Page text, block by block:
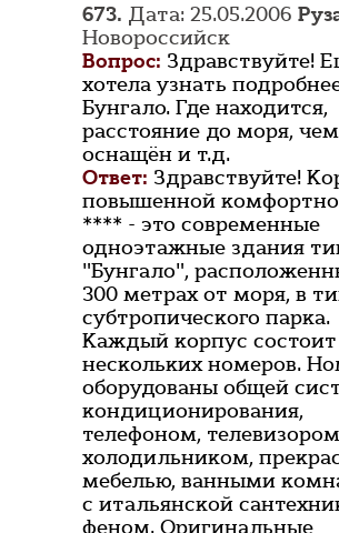
673. Дата: 25.05.2006
Новороссийск
Вопрос: Здравствуйте!
хотела узнать
Бунгало. Где находится,
расстояние до моря, чем
оснащён и т.д.
Ответ: Здравствуйте!
повышенной
**** - это современные
одноэтажные здания
"Бунгало",
300 метрах от моря, в
субтропического парка.
Каждый корпус состоит
нескольких номеров.
оборудованы общей
кондиционирования,
телефоном,
холодильником,
мебелью, ванными
с итальянской
феном. Оригинальные